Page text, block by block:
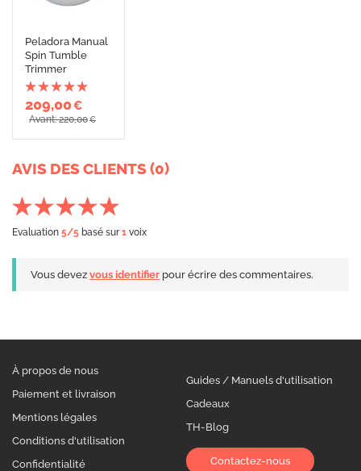
Peladora Manual
Spin Tumble
Trimmer
209,00€
Avant: 220,00€
AVIS DES CLIENTS (0)
Evaluation 5/5 basé sur1 voix
Vous devez vous identifier pour écrire des commentaires.
À propos de nous
Paiement et livraison
Mentions légales
Conditions d'utilisation
Confidentialité
Guides / Manuels d'utilisation
Cadeaux
TH-Blog
Contactez-nous